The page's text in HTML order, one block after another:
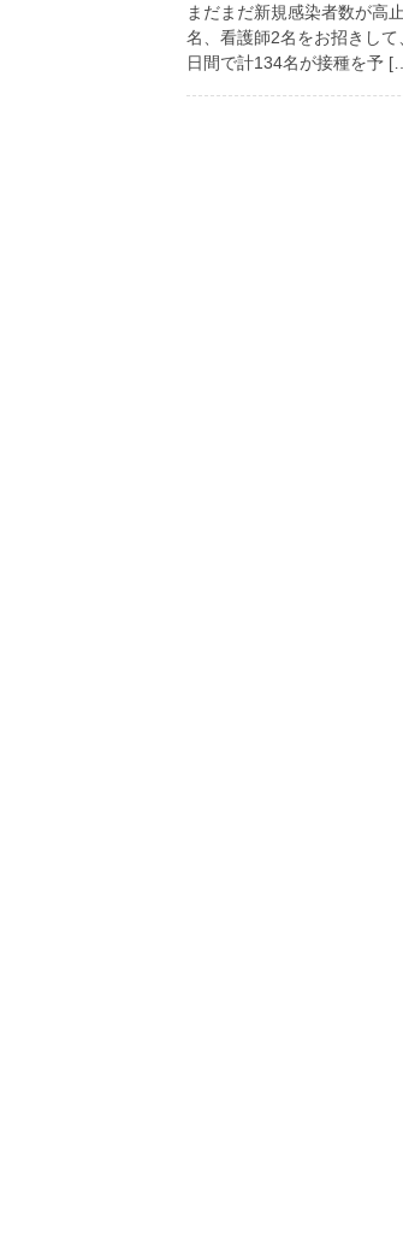
まだまだ新規感染者数が高
名、看護師2名をお招きし
日間で計134名が接種を予